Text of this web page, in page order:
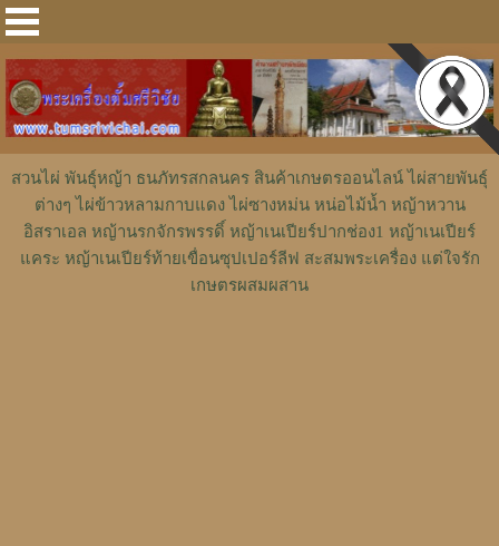
สวนไผ่ พันธุ์หญ้า ธนภัทรสกลนคร สินค้าเกษตรออนไลน์ ไผ่สายพันธุ์
ต่างๆ ไผ่ข้าวหลามกาบแดง ไผ่ซางหม่น หน่อไม้น้ำ หญ้าหวาน
อิสราเอล หญ้านรกจักรพรรดิ์ หญ้าเนเปียร์ปากช่อง1 หญ้าเนเปียร์
แคระ หญ้าเนเปียร์ท้ายเขื่อนซุปเปอร์ลีฟ สะสมพระเครื่อง แต่ใจรัก
เกษตรผสมผสาน